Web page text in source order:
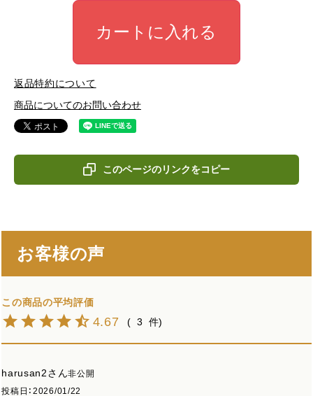
カートに入れる
返品特約について
商品についてのお問い合わせ
このページのリンクをコピー
お客様の声
4.67 3
harusan2
非公開
投稿日
2026/01/22